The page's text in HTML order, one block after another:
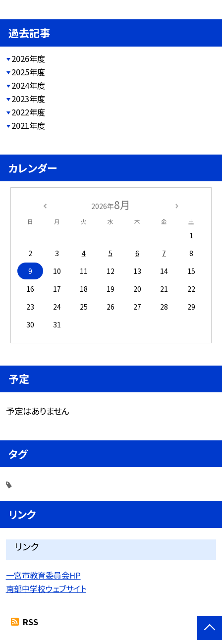
過去記事
2026年度
2025年度
2024年度
2023年度
2022年度
2021年度
カレンダー
2026年8月
日 月 火 水 木 金 土
1
2
3 4 5 6 7
8
9
10 11 12 13 14
15
16
17 18 19 20 21
22
23
24 25 26 27 28
29
30
31
予定
予定はありません
タグ
リンク
リンク
一宮市教育委員会HP
南部中学校ウェブサイト
RSS